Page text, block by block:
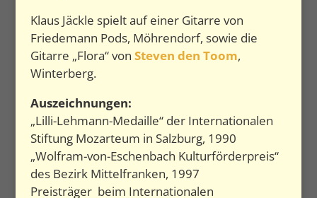
Klaus Jäckle spielt auf einer Gitarre von
Friedemann Pods, Möhrendorf, sowie die
Gitarre „Flora“ von Steven den Toom,
Winterberg.
Auszeichnungen:
„Lilli-Lehmann-Medaille“ der Internationalen
Stiftung Mozarteum in Salzburg, 1990
„Wolfram-von-Eschenbach Kulturförderpreis“
des Bezirk Mittelfranken, 1997
Preisträger beim Internationalen